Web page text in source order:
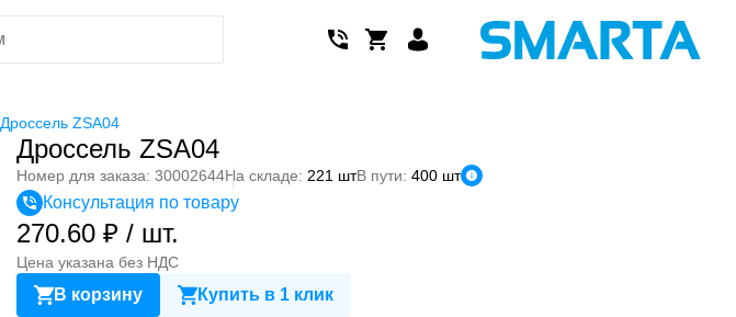
Дроссель ZSA04
Дроссель ZSA04
Номер для заказа: 30002644На складе: 221 штВ пути: 400 шт
Консультация по товару
270.60 ₽ / шт.
Цена указана без НДС
В корзину Купить в 1 клик